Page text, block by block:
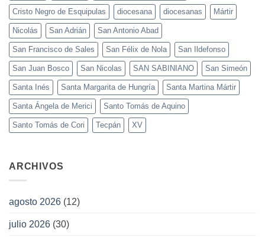
Cristo Negro de Esquipulas diocesana diocesanas Mártir
Nicolás San Adrián San Antonio Abad
San Francisco de Sales San Félix de Nola San Ildefonso
San Juan Bosco San Nicolas SAN SABINIANO San Simeón
Santa Inés Santa Margarita de Hungría Santa Martina Mártir
Santa Ángela de Merici Santo Tomás de Aquino
Santo Tomás de Cori Tecpán XV
ARCHIVOS
agosto 2026 (12)
julio 2026 (30)